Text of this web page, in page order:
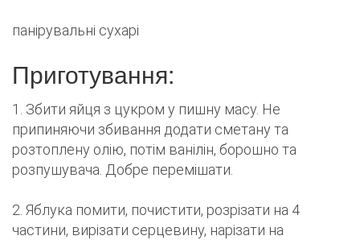
панірувальні сухарі
Приготування:
1. Збити яйця з цукром у пишну масу. Не
припиняючи збивання додати сметану та
розтоплену олію, потім ванілін, борошно та
розпушувача. Добре перемішати.
2. Яблука помити, почистити, розрізати на 4
частини, вирізати серцевину, нарізати на